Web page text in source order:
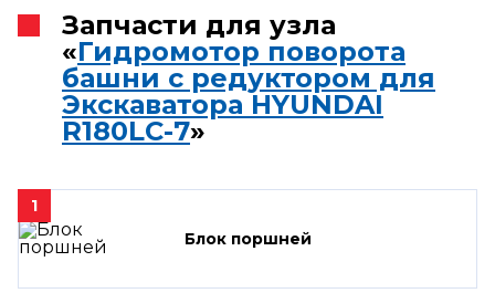
Запчасти для узла
«Гидромотор поворота
башни с редуктором для
Экскаватора HYUNDAI
R180LC-7»
1
Блок поршней